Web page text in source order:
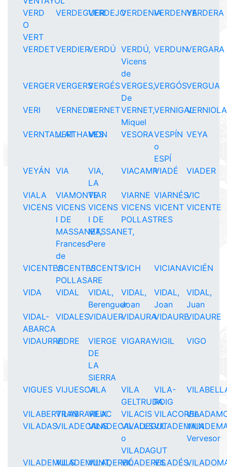
VERD
O
VERT
VERDEGUERVERDEJOVERDENIAVERDENYAVERDERA
VERDETVERDIERVERDÚ VERDÚ,
Vicens
de
VERDUNVERGARA
VERGERVERGERSVERGÉSVERGES,
De
VERGÓSVERGUA
VERI VERNEDAVERNETVERNET,
Miquel
VERNIGALVERNIOLA
VERNTALLATVERTHAMON
VES VESORAVESPÍN
o
ESPÍ
VEYA
VEYÁN VIA
VIA,
LA
VIACAMPVIADÉ VIADER
VIALA VIAMONTEVIAR VIARNE VIARNÉSVIC
VICENS VICENS
I DE
MASSANET,
Francesc
de
VICENS
I DE
MASSANET,
Pere
VICENS
POLLASTRES
VICENT VICENTE
VICENTESVICENTES
POLLASARE
VICENTSVICH VICIANAVICIÉN
VIDA VIDAL
VIDAL,
Berenguer
VIDAL,
Joan
VIDAL,
Joan
VIDAL,
Juan
VIDAL-
ABARCA
VIDALESVIDAUERVIDAURAVIDAUREVIDAURE
VIDAURREVIDRE
VIERGE
DE
LA
SIERRA
VIGARAYVIGIL VIGO
VIGUES VIJUESCAVILA
VILA
GELTRUDA
VILA-
ROIG
VILABERTRANVILABRAREIX
VILAC VILACIS VILACORBA
VILADASVILADECANSVILADECAVALLS
VILADEGUT
o
VILADAGUT
VILADEMAIN
Vervesor
VILADEMULSVILADEMUNT,VILADERBÓVILADERESVILADÉS